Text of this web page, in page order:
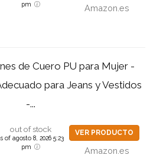
pm
Amazon.es
de Cuero PU para Mujer -
para Jeans y Vestidos
-...
out of stock
of agosto 8, 2026 5:23
pm
VER PRODUCTO
Amazon.es